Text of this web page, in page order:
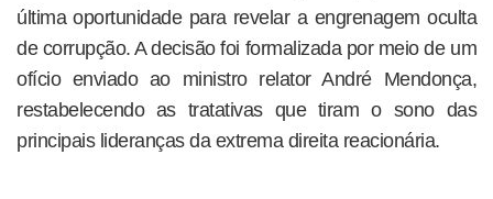
última oportunidade para revelar a engrenagem oculta
de corrupção. A decisão foi formalizada por meio de um
ofício enviado ao ministro relator André Mendonça,
restabelecendo as tratativas que tiram o sono das
principais lideranças da extrema direita reacionária.